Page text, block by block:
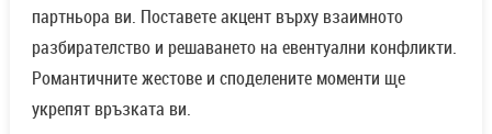
партньора ви. Поставете акцент върху взаимното
разбирателство и решаването на евентуални конфликти.
Романтичните жестове и споделените моменти ще
укрепят връзката ви.